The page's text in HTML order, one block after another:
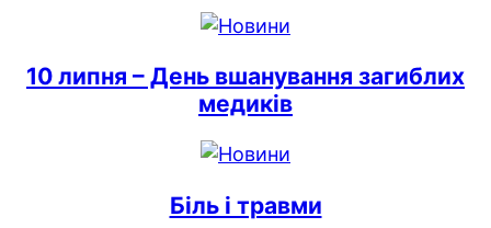
10 липня – День вшанування загиблих
медиків
Біль і травми